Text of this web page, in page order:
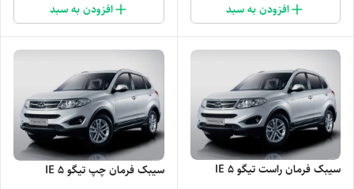
افزودن به سبد افزودن به سبد
سیبک فرمان راست تیگو 5 IE سیبک فرمان چپ تیگو 5 IE